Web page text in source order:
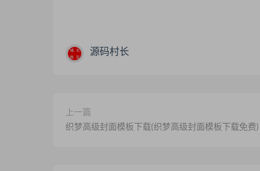
源码村长
上一篇
织梦高级封面模板下载(织梦高级封面模板下载免费)